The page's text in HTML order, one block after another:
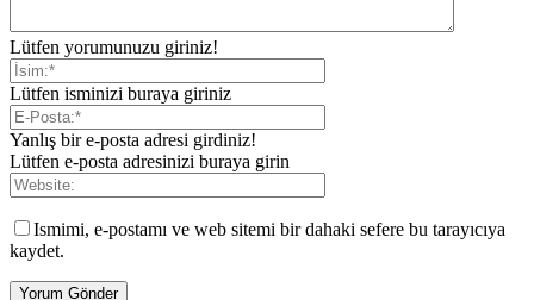
Lütfen yorumunuzu giriniz!
Lütfen isminizi buraya giriniz
Yanlış bir e-posta adresi girdiniz!
Lütfen e-posta adresinizi buraya girin
Ismimi, e-postamı ve web sitemi bir dahaki sefere bu tarayıcıya
kaydet.